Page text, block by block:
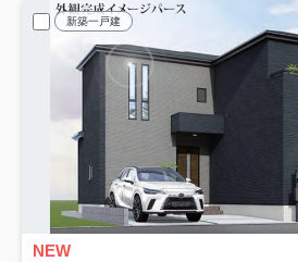
新築一戸建
NEW